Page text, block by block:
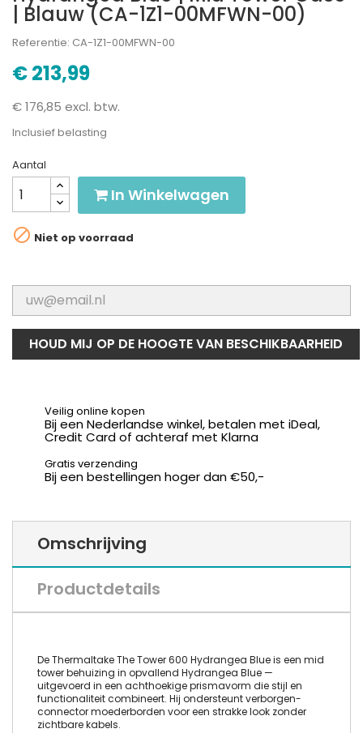
| Blauw (CA-1Z1-00MFWN-00)
Referentie: CA-1Z1-00MFWN-00
€ 213,99
€ 176,85 excl. btw.
Inclusief belasting
Aantal
In Winkelwagen
 Niet op voorraad
HOUD MIJ OP DE HOOGTE VAN BESCHIKBAARHEID
Veilig online kopen
Bij een Nederlandse winkel, betalen met iDeal,
Credit Card of achteraf met Klarna
Gratis verzending
Bij een bestellingen hoger dan €50,-
Omschrijving
Productdetails
De Thermaltake The Tower 600 Hydrangea Blue is een mid
tower behuizing in opvallend Hydrangea Blue —
uitgevoerd in een achthoekige prismavorm die stijl en
functionaliteit combineert. Hij ondersteunt verborgen-
connector moederborden voor een strakke look zonder
zichtbare kabels.